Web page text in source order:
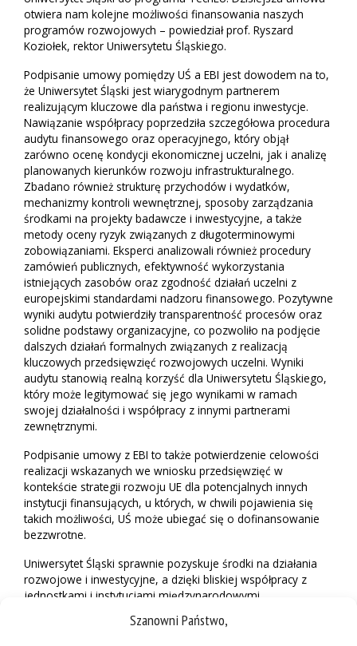
Szanowni Państwo,
otwiera nam kolejne możliwości finansowania naszych
programów rozwojowych – powiedział prof. Ryszard
Koziołek, rektor Uniwersytetu Śląskiego.
Podpisanie umowy pomiędzy UŚ a EBI jest dowodem na to,
że Uniwersytet Śląski jest wiarygodnym partnerem
realizującym kluczowe dla państwa i regionu inwestycje.
Nawiązanie współpracy poprzedziła szczegółowa procedura
audytu finansowego oraz operacyjnego, który objął
zarówno ocenę kondycji ekonomicznej uczelni, jak i analizę
planowanych kierunków rozwoju infrastrukturalnego.
Zbadano również strukturę przychodów i wydatków,
mechanizmy kontroli wewnętrznej, sposoby zarządzania
środkami na projekty badawcze i inwestycyjne, a także
metody oceny ryzyk związanych z długoterminowymi
zobowiązaniami. Eksperci analizowali również procedury
zamówień publicznych, efektywność wykorzystania
istniejących zasobów oraz zgodność działań uczelni z
europejskimi standardami nadzoru finansowego. Pozytywne
wyniki audytu potwierdziły transparentność procesów oraz
solidne podstawy organizacyjne, co pozwoliło na podjęcie
dalszych działań formalnych związanych z realizacją
kluczowych przedsięwzięć rozwojowych uczelni. Wyniki
audytu stanowią realną korzyść dla Uniwersytetu Śląskiego,
który może legitymować się jego wynikami w ramach
swojej działalności i współpracy z innymi partnerami
zewnętrznymi.
Podpisanie umowy z EBI to także potwierdzenie celowości
realizacji wskazanych we wniosku przedsięwzięć w
kontekście strategii rozwoju UE dla potencjalnych innych
instytucji finansujących, u których, w chwili pojawienia się
takich możliwości, UŚ może ubiegać się o dofinansowanie
bezzwrotne.
Uniwersytet Śląski sprawnie pozyskuje środki na działania
rozwojowe i inwestycyjne, a dzięki bliskiej współpracy z
jednostkami i instytucjami międzynarodowymi,
państwowymi i samorządowymi możliwy jest dynamiczny
rozwój infrastruktury największej uczelni województwa.